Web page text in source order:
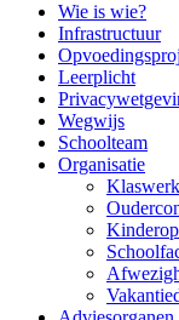
Wie is wie?
Infrastructuur
Leerplicht
Wegwijs
Schoolteam
Organisatie